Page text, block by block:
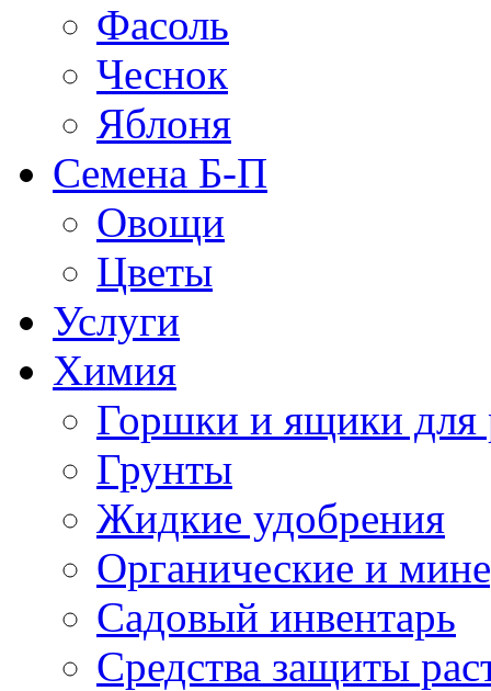
Фасоль
Чеснок
Яблоня
Семена Б-П
Овощи
Цветы
Услуги
Химия
Горшки и ящики для
Грунты
Жидкие удобрения
Органические и
Садовый инвентарь
Средства защиты